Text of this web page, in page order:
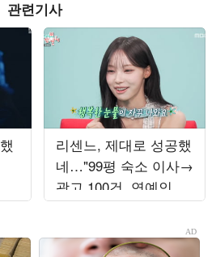
관련기사
리센느, 제대로 성공했
네…"99평 숙소 이사→
광고 100건, 연예인병
경계" ('전참시')